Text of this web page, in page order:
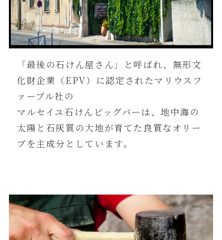
「最後の石けん屋さん」と呼ばれ、無形文
化財企業（EPV）に認定されたマリウスフ
ァーブル社の
マルセイユ石けんビッグバーは、地中海の
太陽と石灰質の大地が育てた良質なオリー
ブを主成分としています。